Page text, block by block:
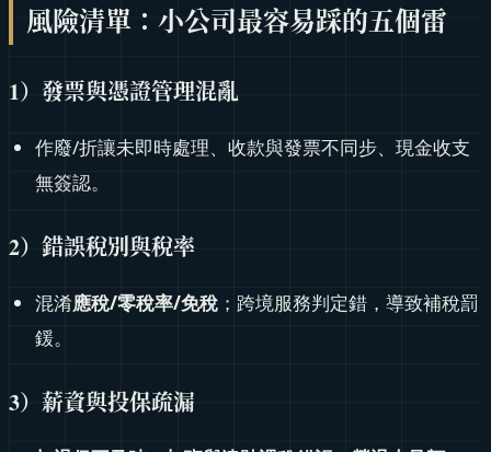
風險清單：小公司最容易踩的五個雷
1）發票與憑證管理混亂
作廢/折讓未即時處理、收款與發票不同步、現金收支
無簽認。
2）錯誤稅別與稅率
混淆應稅/零稅率/免稅 ；跨境服務判定錯，導致補稅罰
鍰。
3）薪資與投保疏漏